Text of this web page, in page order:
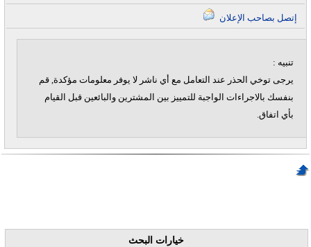
تنبيه :
يرجى توخي الحذر عند التعامل مع أي ناشر لا يوفر معلومات مؤكدة, قم
بنفسك بالاجراءات الواجبة للتمييز بين المشترين والبائعين قبل القيام
بأي اتفاق.
خيارات البحث